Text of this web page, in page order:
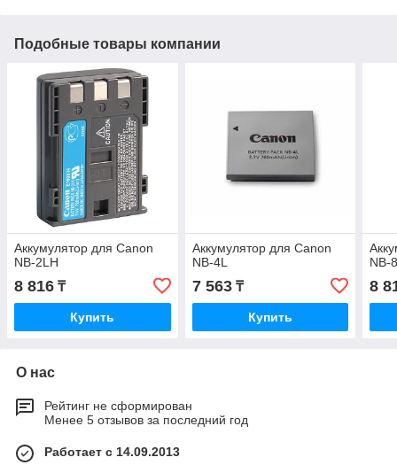
Подобные товары компании
Аккумулятор для Canon
NB-2LH
8 816 ₸
Купить
Аккумулятор для Canon
NB-4L
7 563₸
Купить
NB-
8
О нас
Рейтинг не сформирован
Менее 5 отзывов за последний год
Работает с 14.09.2013